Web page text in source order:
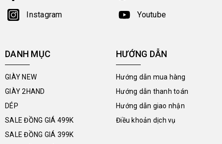
Instagram Youtube
DANH MỤC
GIÀY NEW
GIÀY 2HAND
DÉP
SALE ĐỒNG GIÁ 499K
SALE ĐỒNG GIÁ 399K
HƯỚNG DẪN
Hướng dẫn mua hàng
Hướng dẫn thanh toán
Hướng dẫn giao nhận
Điều khoản dịch vụ